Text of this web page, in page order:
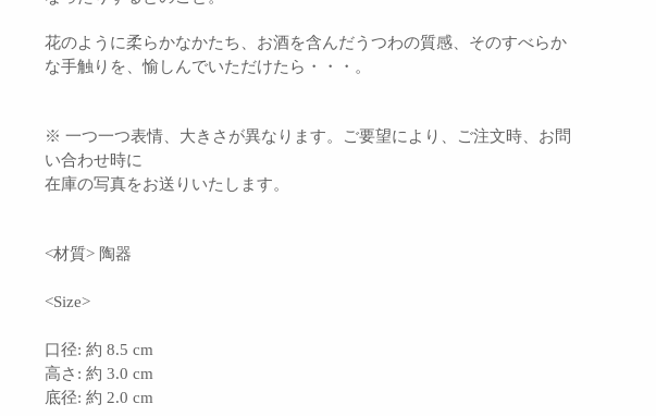
花のように柔らかなかたち、お酒を含んだうつわの質感、そのすべらか
な手触りを、愉しんでいただけたら・・・。
※ 一つ一つ表情、大きさが異なります。ご要望により、ご注文時、お問
い合わせ時に
在庫の写真をお送りいたします。
<材質> 陶器
<Size>
口径: 約 8.5 cm
高さ: 約 3.0 cm
底径: 約 2.0 cm